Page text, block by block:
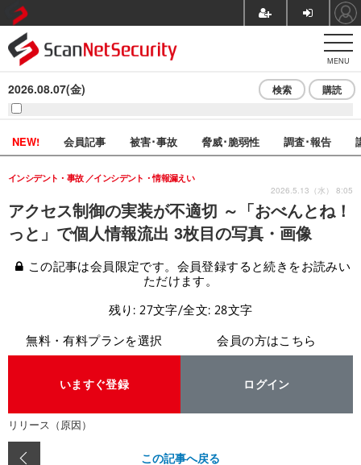
MENU
2026.08.07(金) 検索 購読
NEW! 会員記事 被害･事故 脅威･脆弱性 調査･報告
アクセス制御の実装が不適切 ～「おべんとね！
っと」で個人情報流出 3枚目の写真・画像
インシデント・事故 インシデント・情報漏えい
2026.5.13（水） 8:05
この記事は会員限定です。会員登録すると続きをお読みい
ただけます。
残り: 27文字/全文: 28文字
無料・有料プランを選択
いますぐ登録
会員の方はこちら
ログイン
リリース（原因）
この記事へ戻る